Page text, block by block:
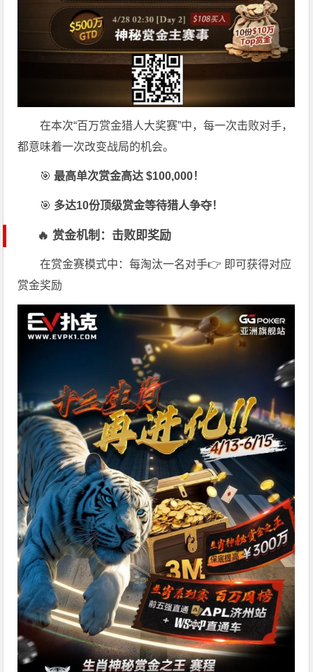
在本次“百万赏金猎人大奖赛”中，每一次击败对手，
都意味着一次改变战局的机会。
🎯最高单次赏金高达 $100,000！
🎯 多达10份顶级赏金等待猎人争夺！
🔥 赏金机制：击败即奖励
在赏金赛模式中：每淘汰一名对手👉 即可获得对应
赏金奖励